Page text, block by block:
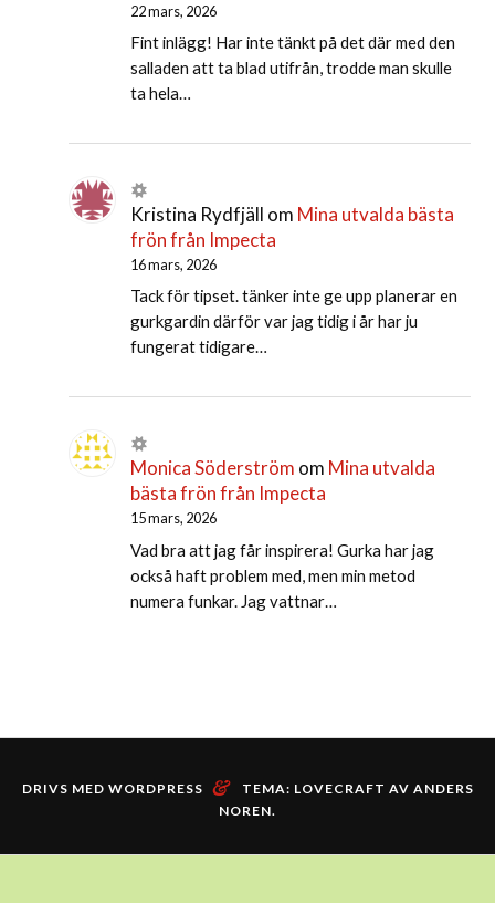
22 mars, 2026
Fint inlägg! Har inte tänkt på det där med den
salladen att ta blad utifrån, trodde man skulle
ta hela…
Kristina Rydfjäll om Mina utvalda bästa
frön från Impecta
16 mars, 2026
Tack för tipset. tänker inte ge upp planerar en
gurkgardin därför var jag tidig i år har ju
fungerat tidigare…
Monica Söderström om Mina utvalda
bästa frön från Impecta
15 mars, 2026
Vad bra att jag får inspirera! Gurka har jag
också haft problem med, men min metod
numera funkar. Jag vattnar…
DRIVS MED WORDPRESS & TEMA: LOVECRAFT AV ANDERS
NOREN.